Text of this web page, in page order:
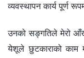
व्यवस्थापन कार्य पूर्ण
उनको सङ्गतिले मेरो
येशूले छुटकाराको काम